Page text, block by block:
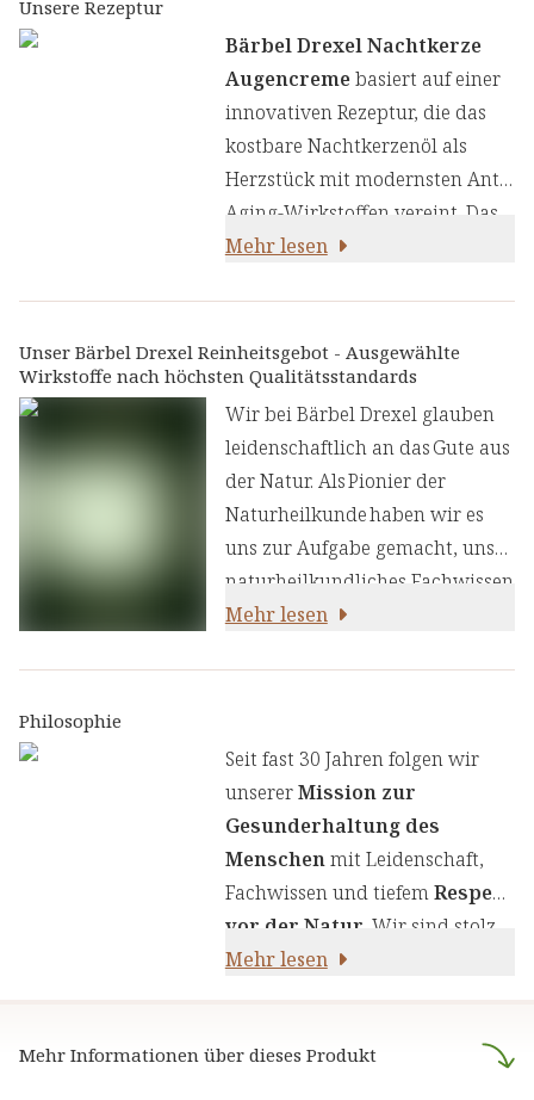
unserer Rezeptur bildet das
kostbare Nachtkerzenöl mit
seinem hohen Gehalt an
Gamma-Linolensäure, das
durch wissenschaftlich
fundierte Wirkstoffe ergänzt
wird, die synergetisch für eine
Augenpartie wirken:
Unsere Rezeptur
Bärbel Drexel Nachtkerze
Augencremebasiert auf einer
innovativen Rezeptur, die das
kostbare Nachtkerzenöl als
Herzstück mit modernsten Anti-
Aging-Wirkstoffen vereint. Das
Nachtkerzenöl mit seinem
systematisch klinisch getestet
und kann nachweislich in die
Lipidstruktur der Haut
eingebaut werden.
Mehr lesen
Unser Bärbel Drexel Reinheitsgebot - Ausgewählte
Wirkstoffe nach höchsten Qualitätsstandards
Wir bei Bärbel Drexel glauben
leidenschaftlich an das Gute aus
der Natur. Als Pionier der
Naturheilkunde haben wir es
uns zur Aufgabe gemacht, unser
naturheilkundliches Fachwissen
und unsere Erfahrung mit den
Wir legen großen Wert auf
einen genauen Auswahlprozess
unserer Inhaltsstoffe, um Ihnen
sorgfältig zusammengestellte
Produkte zu liefern. Wir nutzen
die Kraft von Kräutern,
Pflanzenstoffen und anderen
Wohlbefinden.
Mehr lesen
Mehr Informationen über dieses Produkt
Philosophie
Seit fast 30 Jahren folgen wir
unsererMission zur
Gesunderhaltung des
Menschenmit Leidenschaft,
Fachwissen und tiefemRespekt
vor der Natur . Wir sind stolz
darauf,naturreine Produkte
stützen.
Mehr lesen